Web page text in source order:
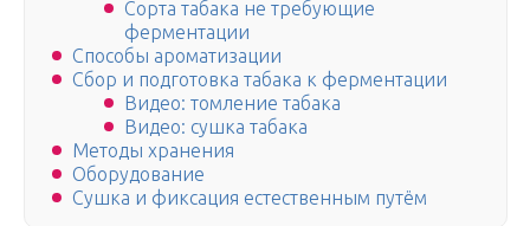
Сорта табака не требующие
ферментации
Способы ароматизации
Сбор и подготовка табака к ферментации
Видео: томление табака
Видео: сушка табака
Методы хранения
Оборудование
Сушка и фиксация естественным путём